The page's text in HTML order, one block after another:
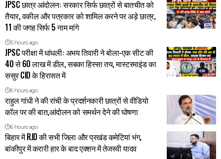
JPSC छात्र आंदोलनः सरकार सिर्फ छात्रों से बातचीत को
तैयार, वकील और पत्रकार को शामिल करने पर अड़े छात्र,
11 की जगह सिर्फ 5 नाम मांगे
5 hours ago
JPSC परीक्षा में धांधलीः अभय तिवारी ने बोला-एक सीट की
40 से 60 लाख में डील, सबका हिस्सा तय, मास्टरमाइंड का
ससुर CID के हिरासत में
6 hours ago
राहुल गांधी ने की रांची के प्रदर्शनकारी छात्रों से वीडियो
कॉल पर की बात,आंदोलन को समर्थन देने की घोषणा
6 hours ago
बिहार में RJD की सभी जिला और प्रखंड कमेटियां भंग,
बांकीपुर में करारी हार के बाद एक्शन में तेजस्वी यादव